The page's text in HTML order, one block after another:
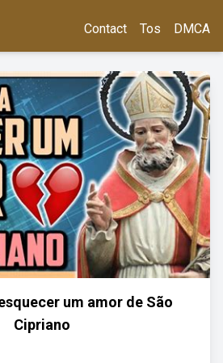
Contact Tos DMCA
um amor de São
Cipriano